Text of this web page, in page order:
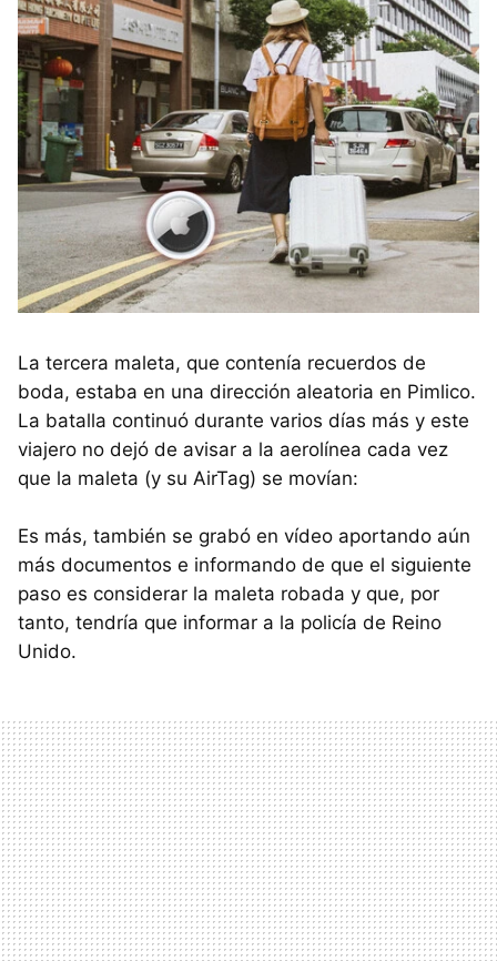
La tercera maleta, que contenía recuerdos de
boda, estaba en una dirección aleatoria en Pimlico.
La batalla continuó durante varios días más y este
viajero no dejó de avisar a la aerolínea cada vez
que la maleta (y su AirTag) se movían:
Es más, también se grabó en vídeo aportando aún
más documentos e informando de que el siguiente
paso es considerar la maleta robada y que, por
tanto, tendría que informar a la policía de Reino
Unido.